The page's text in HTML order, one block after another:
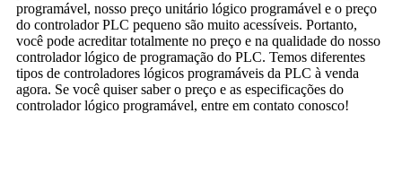
programável, nosso preço unitário lógico programável e o preço
do controlador PLC pequeno são muito acessíveis. Portanto,
você pode acreditar totalmente no preço e na qualidade do nosso
controlador lógico de programação do PLC. Temos diferentes
tipos de controladores lógicos programáveis ​​da PLC à venda
agora. Se você quiser saber o preço e as especificações do
controlador lógico programável, entre em contato conosco!